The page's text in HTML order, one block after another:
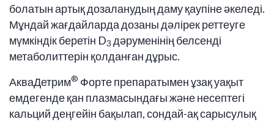
болатын артық дозаланудың даму қаупіне әкеледі.
Мұндай жағдайларда дозаны дәлірек реттеуге
мүмкіндік беретін D3 дәруменінің белсенді
метаболиттерін қолданған дұрыс.
АкваДетрим® Форте препаратымен ұзақ уақыт
емдегенде қан плазмасындағы және несептегі
кальций деңгейін бақылап, сондай-ақ сарысулық